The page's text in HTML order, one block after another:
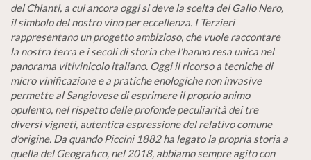
del Chianti, a cui ancora oggi si deve la scelta del Gallo Nero,
il simbolo del nostro vino per eccellenza. I Terzieri
rappresentano un progetto ambizioso, che vuole raccontare
la nostra terra e i secoli di storia che l’hanno resa unica nel
panorama vitivinicolo italiano. Oggi il ricorso a tecniche di
micro vinificazione e a pratiche enologiche non invasive
permette al Sangiovese di esprimere il proprio animo
opulento, nel rispetto delle profonde peculiarità dei tre
diversi vigneti, autentica espressione del relativo comune
d’origine. Da quando Piccini 1882 ha legato la propria storia a
quella del Geografico, nel 2018, abbiamo sempre agito con